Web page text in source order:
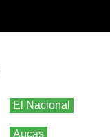
El Nacional
Aucas